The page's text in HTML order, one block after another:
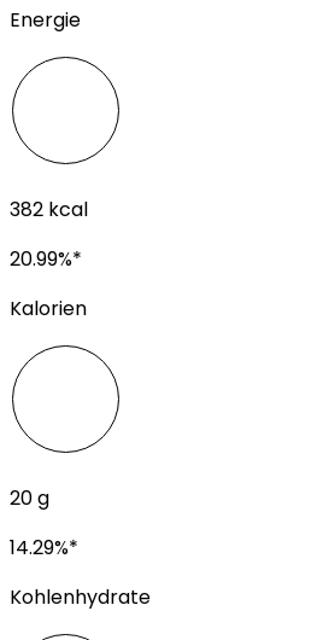
Energie
382 kcal
20.99%*
Kalorien
20g
14.29%*
Kohlenhydrate